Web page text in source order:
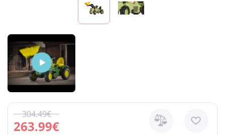
263.99€
304.49€